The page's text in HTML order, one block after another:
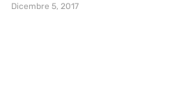
Dicembre 5, 2017